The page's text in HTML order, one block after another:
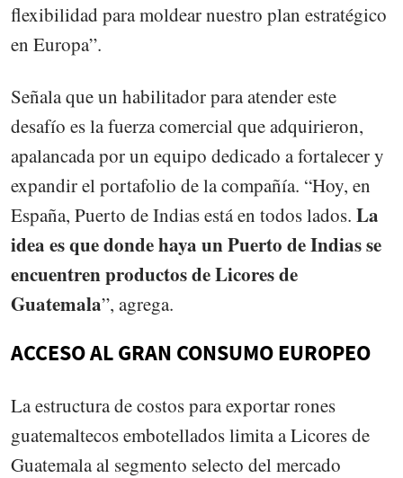
flexibilidad para moldear nuestro plan estratégico
en Europa”.
Señala que un habilitador para atender este
desafío es la fuerza comercial que adquirieron,
apalancada por un equipo dedicado a fortalecer y
expandir el portafolio de la compañía. “Hoy, en
España, Puerto de Indias está en todos lados. La
idea es que donde haya un Puerto de Indias se
encuentren productos de Licores de
Guatemala”, agrega.
ACCESO AL GRAN CONSUMO EUROPEO
La estructura de costos para exportar rones
guatemaltecos embotellados limita a Licores de
Guatemala al segmento selecto del mercado